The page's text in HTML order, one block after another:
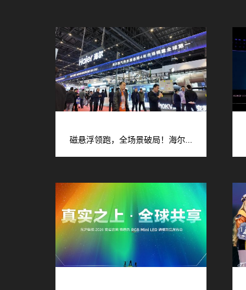
磁悬浮领跑，全场景破局！海尔...